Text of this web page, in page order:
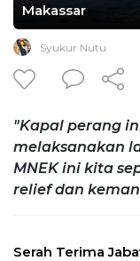
Makassar
Syukur Nutu
"Kapal perang
melaksanakan
MNEK ini kita
relief dan
Serah Terima